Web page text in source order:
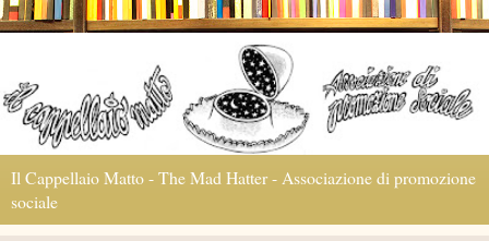
Il Cappellaio Matto - The Mad Hatter - Associazione di promozione
sociale